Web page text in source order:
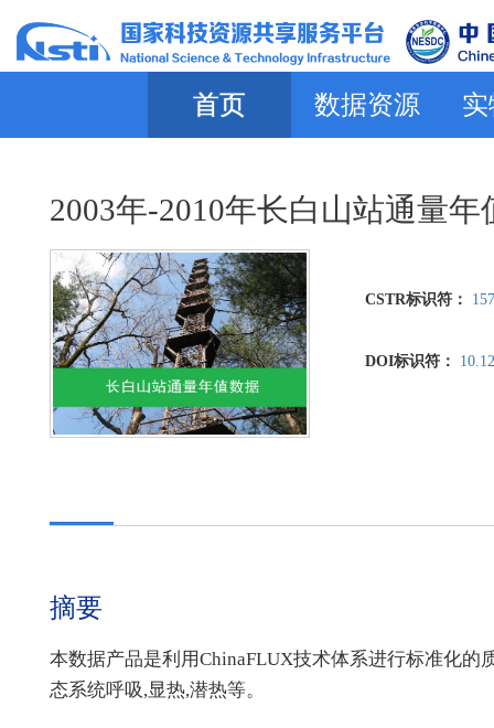
首页 数据资源
2003年-2010年长白山站通量年
CSTR标识符：
DOI标识符：
摘要
本数据产品是利用ChinaFLUX技术体系进行标准化的
态系统呼吸,显热,潜热等。